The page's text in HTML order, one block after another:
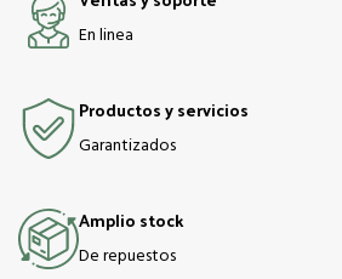
En linea
Productos y servicios
Garantizados
Amplio stock
De repuestos